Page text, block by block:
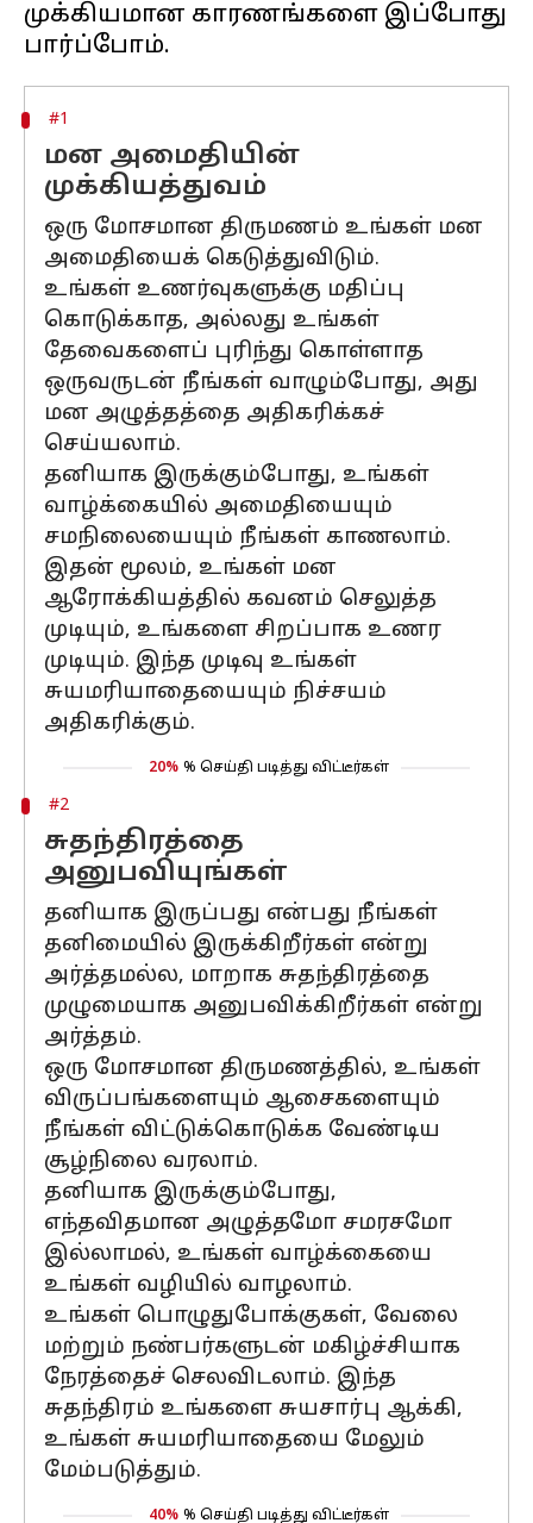
முக்கியமான காரணங்களை இப்போது
#1
மன அமைதியின்
முக்கியத்துவம்
ஒரு மோசமான திருமணம் உங்கள் மன
அமைதியைக் கெடுத்துவிடும்.
உங்கள் உணர்வுகளுக்கு மதிப்பு
கொடுக்காத, அல்லது உங்கள்
தேவைகளைப் புரிந்து கொள்ளாத
ஒருவருடன் நீங்கள் வாழும்போது, அது
மன அழுத்தத்தை அதிகரிக்கச்
செய்யலாம்.
தனியாக இருக்கும்போது, உங்கள்
வாழ்க்கையில் அமைதியையும்
சமநிலையையும் நீங்கள் காணலாம்.
இதன் மூலம், உங்கள் மன
ஆரோக்கியத்தில் கவனம் செலுத்த
முடியும், உங்களை சிறப்பாக உணர
முடியும். இந்த முடிவு உங்கள்
சுயமரியாதையையும் நிச்சயம்
அதிகரிக்கும்.
20% % செய்தி படித்து விட்டீர்கள்
#2
சுதந்திரத்தை
அனுபவியுங்கள்
தனியாக இருப்பது என்பது நீங்கள்
தனிமையில் இருக்கிறீர்கள் என்று
அர்த்தமல்ல, மாறாக சுதந்திரத்தை
முழுமையாக அனுபவிக்கிறீர்கள் என்று
அர்த்தம்.
ஒரு மோசமான திருமணத்தில், உங்கள்
விருப்பங்களையும் ஆசைகளையும்
நீங்கள் விட்டுக்கொடுக்க வேண்டிய
சூழ்நிலை வரலாம்.
தனியாக இருக்கும்போது,
எந்தவிதமான அழுத்தமோ சமரசமோ
இல்லாமல், உங்கள் வாழ்க்கையை
உங்கள் வழியில் வாழலாம்.
உங்கள் பொழுதுபோக்குகள், வேலை
மற்றும் நண்பர்களுடன் மகிழ்ச்சியாக
நேரத்தைச் செலவிடலாம். இந்த
சுதந்திரம் உங்களை சுயசார்பு ஆக்கி,
உங்கள் சுயமரியாதையை மேலும்
மேம்படுத்தும்.
40% % செய்தி படித்து விட்டீர்கள்